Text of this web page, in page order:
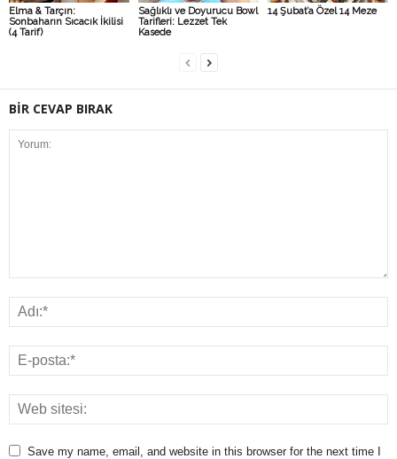
Elma & Tarçın:
Sonbaharın Sıcacık İkilisi
(4 Tarif)
Sağlıklı ve Doyurucu Bowl
Tarifleri: Lezzet Tek
Kasede
14 Şubat’a Özel 14 Meze
BİR CEVAP BIRAK
Save my name, email, and website in this browser for the next time I